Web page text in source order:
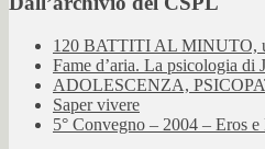
120 BATTITI AL MINUTO,
Fame d’aria. La psicologia di
ADOLESCENZA,
Saper vivere
5° Convegno – 2004 – Eros e